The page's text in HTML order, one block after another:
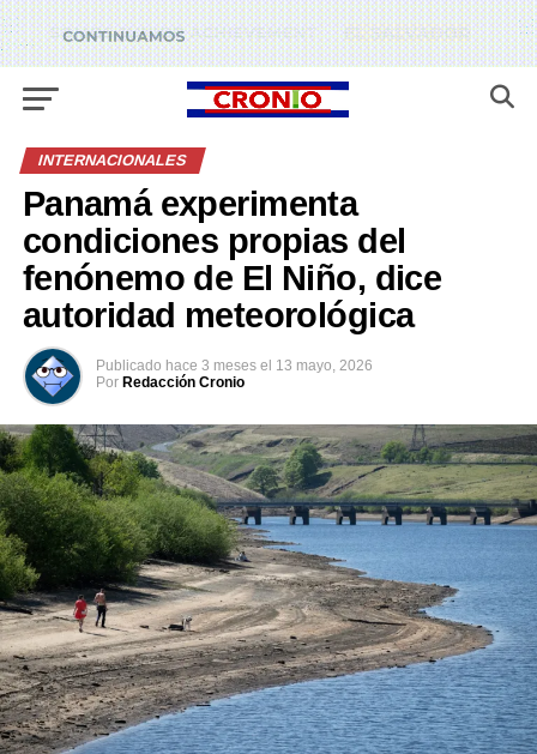
INTERNACIONALES
Panamá experimenta
condiciones propias del
fenónemo de El Niño, dice
autoridad meteorológica
Publicado hace 3 meses el 13 mayo, 2026
Por Redacción Cronio